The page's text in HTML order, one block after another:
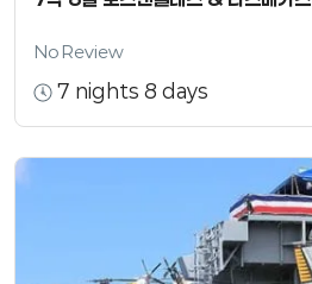
No Review
7 nights 8 days